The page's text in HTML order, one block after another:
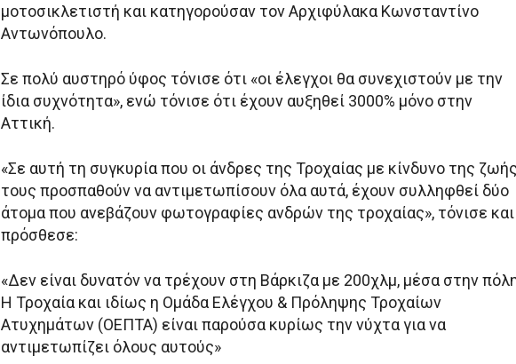
μοτοσικλετιστή και κατηγορούσαν τον Αρχιφύλακα Κωνσταντίνο
Αντωνόπουλο.
Σε πολύ αυστηρό ύφος τόνισε ότι «οι έλεγχοι θα συνεχιστούν με την
ίδια συχνότητα», ενώ τόνισε ότι έχουν αυξηθεί 3000% μόνο στην
Αττική.
«Σε αυτή τη συγκυρία που οι άνδρες της Τροχαίας με κίνδυνο της ζωής
τους προσπαθούν να αντιμετωπίσουν όλα αυτά, έχουν συλληφθεί δύο
άτομα που ανεβάζουν φωτογραφίες ανδρών της τροχαίας», τόνισε και
πρόσθεσε:
«Δεν είναι δυνατόν να τρέχουν στη Βάρκιζα με 200χλμ, μέσα στην
Η Τροχαία και ιδίως η Ομάδα Ελέγχου & Πρόληψης Τροχαίων
Ατυχημάτων (ΟΕΠΤΑ) είναι παρούσα κυρίως την νύχτα για να
αντιμετωπίζει όλους αυτούς»